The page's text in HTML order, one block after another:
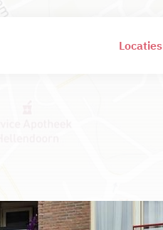
Locaties